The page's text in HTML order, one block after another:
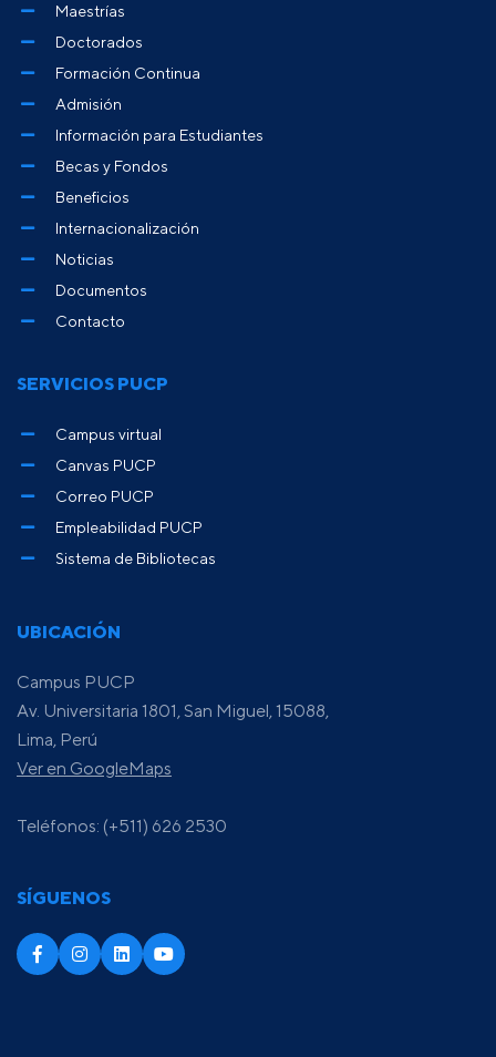
UBICACIÓN
Campus PUCP
Av. Universitaria 1801, San Miguel, 15088,
Lima, Perú
Ver en GoogleMaps
Teléfonos: (+511) 626 2530
SÍGUENOS
Maestrías
Doctorados
Formación Continua
Admisión
Información para Estudiantes
Becas y Fondos
Beneficios
Internacionalización
Noticias
Documentos
Contacto
SERVICIOS PUCP
Campus virtual
Canvas PUCP
Correo PUCP
Empleabilidad PUCP
Sistema de Bibliotecas